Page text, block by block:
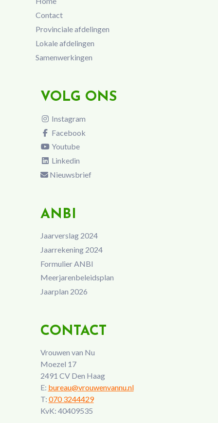
Contact
Provinciale afdelingen
Lokale afdelingen
Samenwerkingen
VOLG ONS
Instagram
Facebook
Youtube
Linkedin
Nieuwsbrief
ANBI
Jaarverslag 2024
Jaarrekening 2024
Formulier ANBI
Meerjarenbeleidsplan
Jaarplan 2026
CONTACT
Vrouwen van Nu
Moezel 17
2491 CV Den Haag
E: bureau@vrouwenvannu.nl
T: 070 3244429
KvK: 40409535